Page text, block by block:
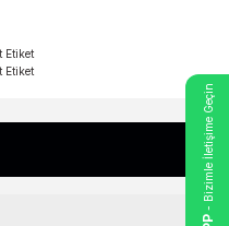
- Bizimle İletişime Geçin